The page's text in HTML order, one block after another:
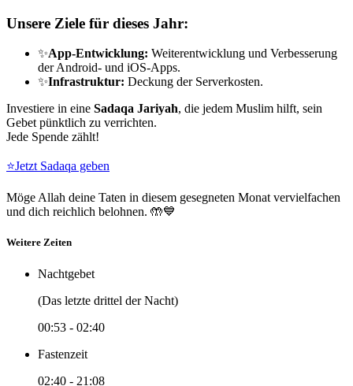
Unsere Ziele für dieses Jahr:
✨App-Entwicklung: Weiterentwicklung und Verbesserung
der Android- und iOS-Apps.
✨Infrastruktur: Deckung der Serverkosten.
Investiere in eine Sadaqa Jariyah, die jedem Muslim hilft, sein
Gebet pünktlich zu verrichten.
Jede Spende zählt!
⭐Jetzt Sadaqa geben
Möge Allah deine Taten in diesem gesegneten Monat vervielfachen
und dich reichlich belohnen. 🤲💙
Weitere Zeiten
Nachtgebet
(Das letzte drittel der Nacht)
00:53 - 02:40
Fastenzeit
02:40 - 21:08